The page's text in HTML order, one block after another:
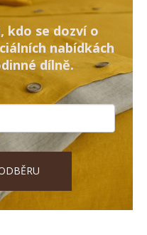
kdo se dozví o
nabídkách
dílně.